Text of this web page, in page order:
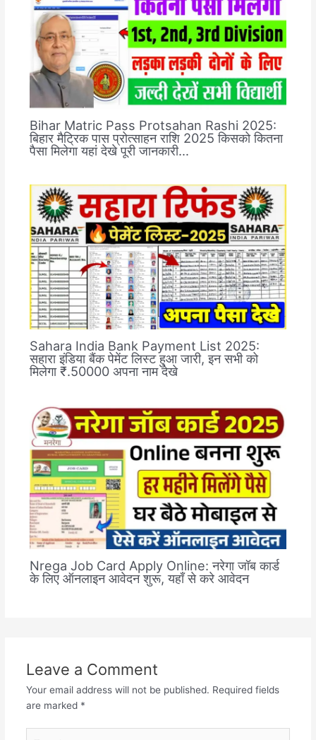
Bihar Matric Pass Protsahan Rashi 2025:
बिहार मैट्रिक पास प्रोत्साहन राशि 2025 किसको कितना
पैसा मिलेगा यहां देखे पूरी जानकारी…
Sahara India Bank Payment List 2025:
सहारा इंडिया बैंक पेमेंट लिस्ट हुआ जारी, इन सभी को
मिलेगा ₹.50000 अपना नाम देखे
Nrega Job Card Apply Online: नरेगा जॉब कार्ड
के लिए ऑनलाइन आवेदन शुरू, यहाँ से करे आवेदन
Leave a Comment
Your email address will not be published. Required fields
are marked *